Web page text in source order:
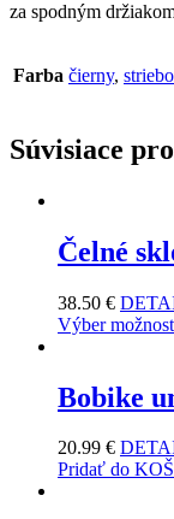
za spodným
Farba čierny,
Súvisiace
Čelné
38.50 €
Výber
Bobike
20.99 €
Pridať do